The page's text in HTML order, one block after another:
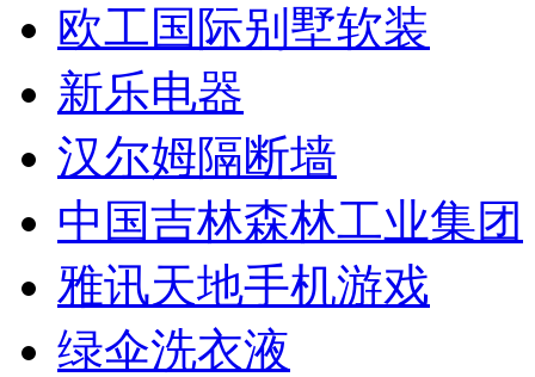
欧工国际别墅软装
新乐电器
汉尔姆隔断墙
中国吉林森林工业集团
雅讯天地手机游戏
绿伞洗衣液